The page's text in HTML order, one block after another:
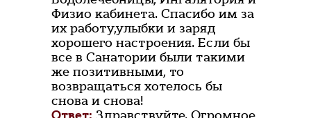
Физио кабинета. Спасибо им за
их работу,улыбки и заряд
хорошего настроения. Если бы
все в Санатории были такими
же позитивными, то
возвращаться хотелось бы
снова и снова!